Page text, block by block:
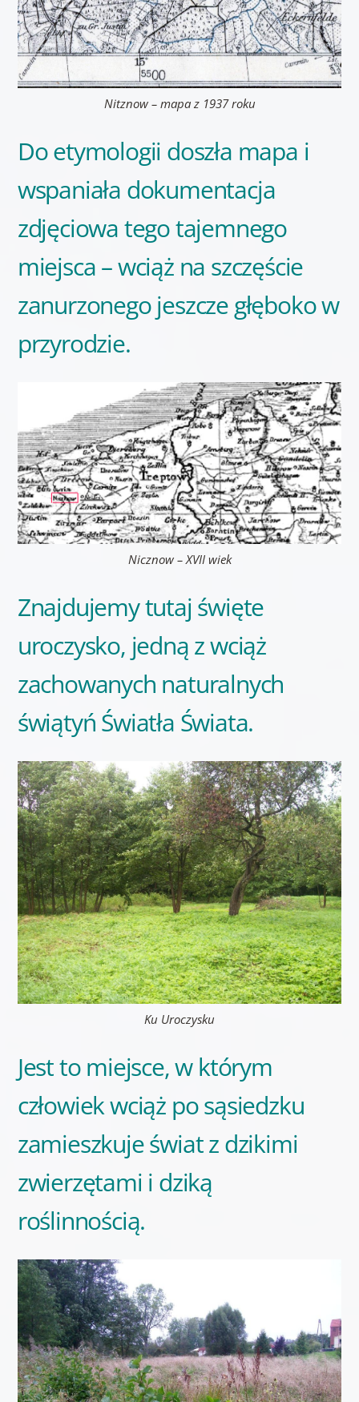
Nitznow – mapa z 1937 roku
Do etymologii doszła mapa i
wspaniała dokumentacja
zdjęciowa tego tajemnego
miejsca – wciąż na szczęście
zanurzonego jeszcze głęboko w
przyrodzie.
Nicznow – XVII wiek
Znajdujemy tutaj święte
uroczysko, jedną z wciąż
zachowanych naturalnych
świątyń Światła Świata.
Ku Uroczysku
Jest to miejsce, w którym
człowiek wciąż po sąsiedzku
zamieszkuje świat z dzikimi
zwierzętami i dziką
roślinnością.